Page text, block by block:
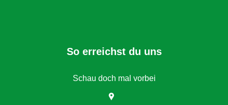
So erreichst du uns
Schau doch mal vorbei